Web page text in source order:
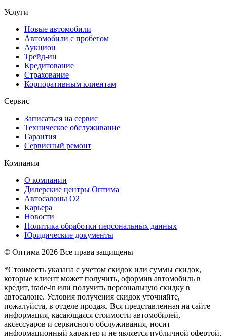
Услуги
Новые автомобили
Автомобили с пробегом
Аукцион
Трейд-ин
Кредитование
Страхование
Корпоративным клиентам
Сервис
Записаться на сервис
Техническое обслуживание
Гарантия
Сервисный ремонт
Компания
О компании
Дилерские центры Оптима
Автосалоны О2
Карьера
Новости
Политика обработки персональных данных
Юридические документы
© Оптима 2026 Все права защищены
*Стоимость указана с учетом скидок или суммы скидок,
которые клиент может получить, оформив автомобиль в
кредит, trade-in или получить персональную скидку в
автосалоне. Условия получения скидок уточняйте,
пожалуйста, в отделе продаж. Вся представленная на сайте
информация, касающаяся стоимости автомобилей,
аксессуаров и сервисного обслуживания, носит
информационный характер и не является публичной офертой,